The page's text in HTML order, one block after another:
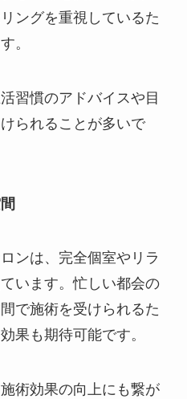
ングを重視しているた
。
習慣のアドバイスや目
られることが多いで
ンは、完全個室やリラ
います。忙しい都会の
で施術を受けられるた
果も期待可能です。
術効果の向上にも繋が